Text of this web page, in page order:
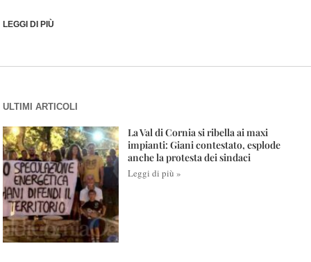
LEGGI DI PIÙ
ULTIMI ARTICOLI
La Val di Cornia si ribella ai maxi
impianti: Giani contestato, esplode
anche la protesta dei sindaci
Leggi di più »